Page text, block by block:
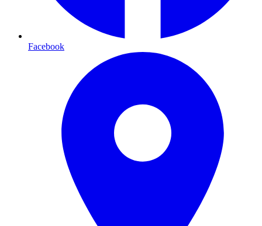
Facebook